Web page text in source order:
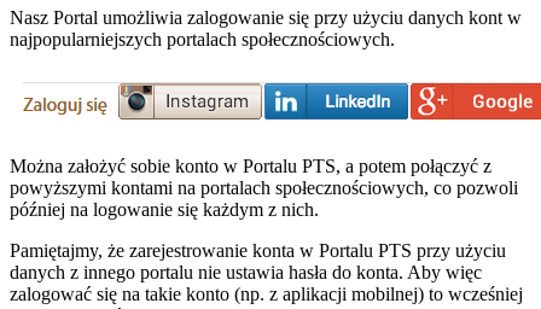
Nasz Portal umożliwia zalogowanie się przy użyciu danych kont w
najpopularniejszych portalach społecznościowych.
Można założyć sobie konto w Portalu PTS, a potem połączyć z
powyższymi kontami na portalach społecznościowych, co pozwoli
później na logowanie się każdym z nich.
Pamiętajmy, że zarejestrowanie konta w Portalu PTS przy użyciu
danych z innego portalu nie ustawia hasła do konta. Aby więc
zalogować się na takie konto (np. z aplikacji mobilnej) to wcześniej